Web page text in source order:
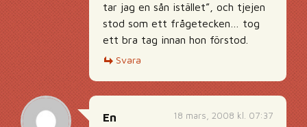
tar jag en sån istället”, och tjejen
stod som ett frågetecken… tog
ett bra tag innan hon förstod.
Svara
18 mars, 2008 kl. 07:37
En